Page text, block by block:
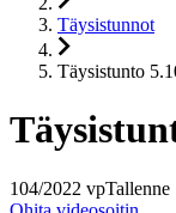
Täysistunnot
Täysistunto
104/2022 vpTallenne